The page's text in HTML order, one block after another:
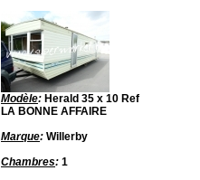
Modèle: Herald 35 x 10 Ref
LA BONNE AFFAIRE
Marque: Willerby
Chambres: 1